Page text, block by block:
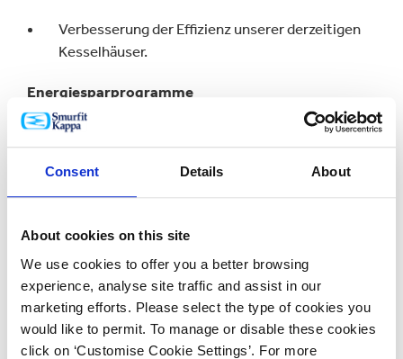
Consent Details About
About cookies on this site
We use cookies to offer you a better browsing
experience, analyse site traffic and assist in our
marketing efforts. Please select the type of cookies you
would like to permit. To manage or disable these cookies
click on ‘Customise Cookie Settings’. For more
Verbesserung der Effizienz unserer derzeitigen
Kesselhäuser.
Energiesparprogramme
Verringerung unseres Energieverbrauchs durch
Investitionen in die Reduzierung der CO2-
Reduzierung der Kohlenstoffemissionen
Wo möglich, Umstellung auf CO2-neutrale
Biokraftstoffe und andere erneuerbare
Lösungen.